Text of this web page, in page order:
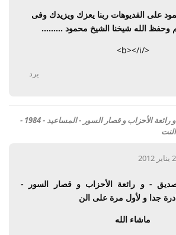
على الفديوهات ربنا يعزك ويزيدك وفى
وحفظ الله شيخنا الشيخ محمود .........
</b></i>
يرد
الشيخ محمود صديق - و رائعة الأحزاب و قصار السور - المساعيد - 1984 -
- و رائعة الأحزاب و قصار السور -
ماشاء الله